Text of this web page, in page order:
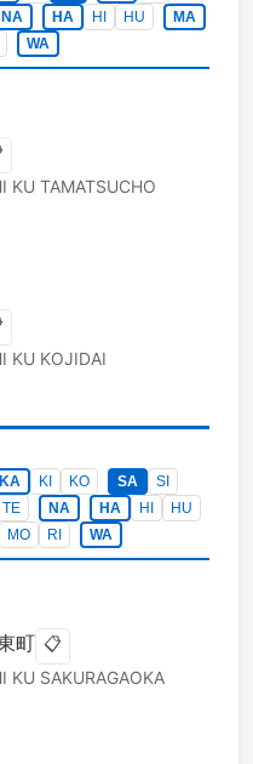
NA HA HI HU
MA
WA
KU TAMATSUCHO
KU KOJIDAI
KA KI KO SA
SI
TE NA HA HI
HU
MO RI WA
町 📋
KU SAKURAGAOKA